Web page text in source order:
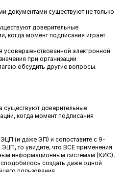
документами существуют не только
доверительные
когда момент подписания играет
усовершенствованной электронной
при организации
обсудить другие вопросы.
существуют доверительные
когда момент подписания
(и даже ЭП) и сопоставите с 9-
ЭЦП, то увидите, что ВСЕ применения
информационным системам (КИС),
создать даже одной